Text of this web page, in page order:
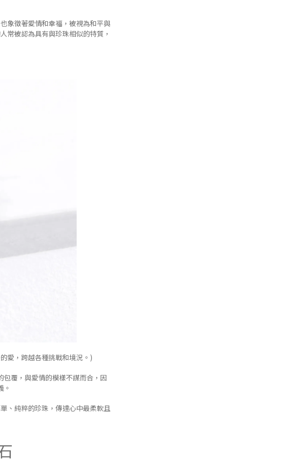
象徵著愛情和幸福，被視為和平與
常被認為具有與珍珠相似的特質，
愛，跨越各種挑戰和境況。)
覆，與愛情的模樣不謀而合，因
、純粹的珍珠，傳達心中最柔軟且